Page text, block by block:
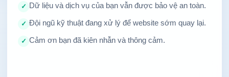
✓ Dữ liệu và dịch vụ của bạn vẫn được bảo vệ an toàn.
✓ Đội ngũ kỹ thuật đang xử lý để website sớm quay lại.
✓ Cảm ơn bạn đã kiên nhẫn và thông cảm.